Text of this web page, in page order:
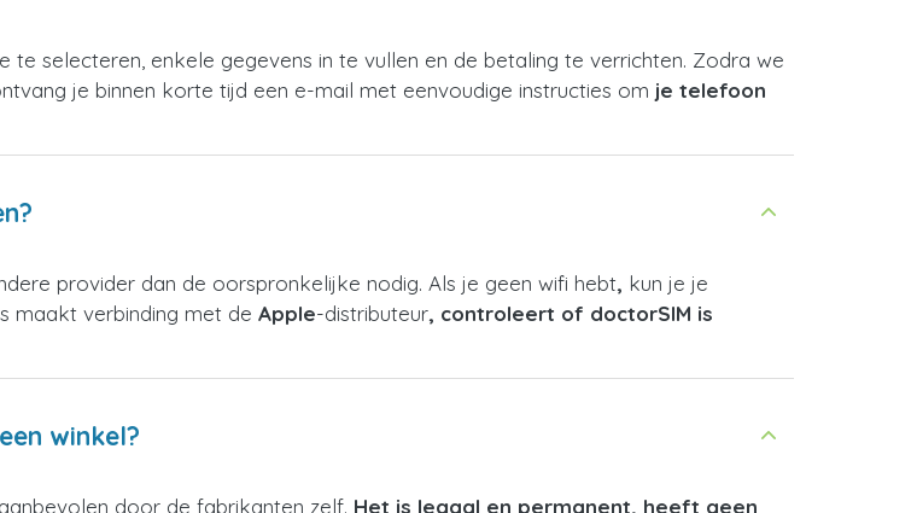
selecteren, enkele gegevens in te vullen en de betaling te verrichten. Zodra we
je binnen korte tijd een e-mail met eenvoudige instructies om je telefoon
provider dan de oorspronkelijke nodig. Als je geen wifi hebt, kun je je
maakt verbinding met de Apple-distributeur, controleert of doctorSIM is
winkel?
door de fabrikanten zelf. Het is legaal en permanent, heeft geen